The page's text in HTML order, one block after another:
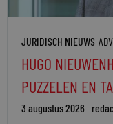
JURIDISCH NIEUWS
HUGO
PUZZELEN EN
3 augustus 2026